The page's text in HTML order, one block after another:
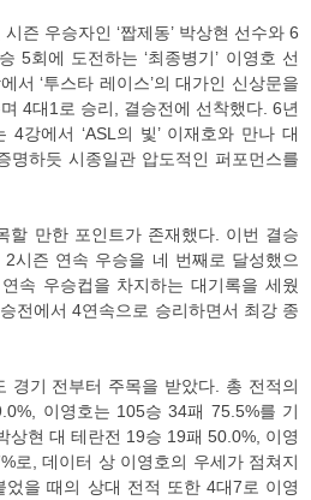
즌 우승자인 ‘짭제동’ 박상현 선수와 6
5회에 도전하는 ‘최종병기’ 이영호 선
서 ‘투스타 레이스’의 대가인 신상문을
4대1로 승리, 결승전에 선착했다. 6년
4강에서 ‘ASL의 빛’ 이재호와 만나 대
명하듯 시종일관 압도적인 퍼포먼스를
할 만한 포인트가 존재했다. 이번 결승
시즌 연속 우승을 네 번째로 달성했으
속 우승컵을 차지하는 대기록을 세웠
전에서 4연속으로 승리하면서 최강 종
경기 전부터 주목을 받았다. 총 전적의
이영호는 105승 34패 75.5%를 기
상현 대 테란전 19승 19패 50.0%, 이영
로, 데이터 상 이영호의 우세가 점쳐지
었을 때의 상대 전적 또한 4대7로 이영